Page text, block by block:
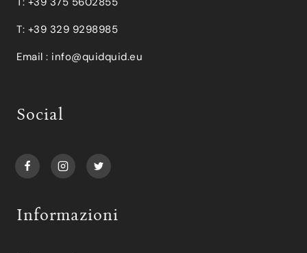
T: +39 329 9298985
Email : info@quidquid.eu
Social
Informazioni